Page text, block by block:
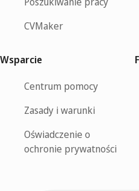
CVMaker
Wsparcie
Centrum pomocy
Zasady i warunki
Oświadczenie o
ochronie prywatności